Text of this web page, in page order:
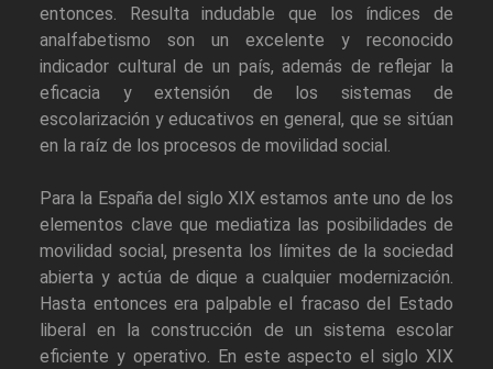
entonces. Resulta indudable que los índices de
analfabetismo son un excelente y reconocido
indicador cultural de un país, además de reflejar la
eficacia y extensión de los sistemas de
escolarización y educativos en general, que se sitúan
en la raíz de los procesos de movilidad social.
Para la España del siglo XIX estamos ante uno de los
elementos clave que mediatiza las posibilidades de
movilidad social, presenta los límites de la sociedad
abierta y actúa de dique a cualquier modernización.
Hasta entonces era palpable el fracaso del Estado
liberal en la construcción de un sistema escolar
eficiente y operativo. En este aspecto el siglo XIX